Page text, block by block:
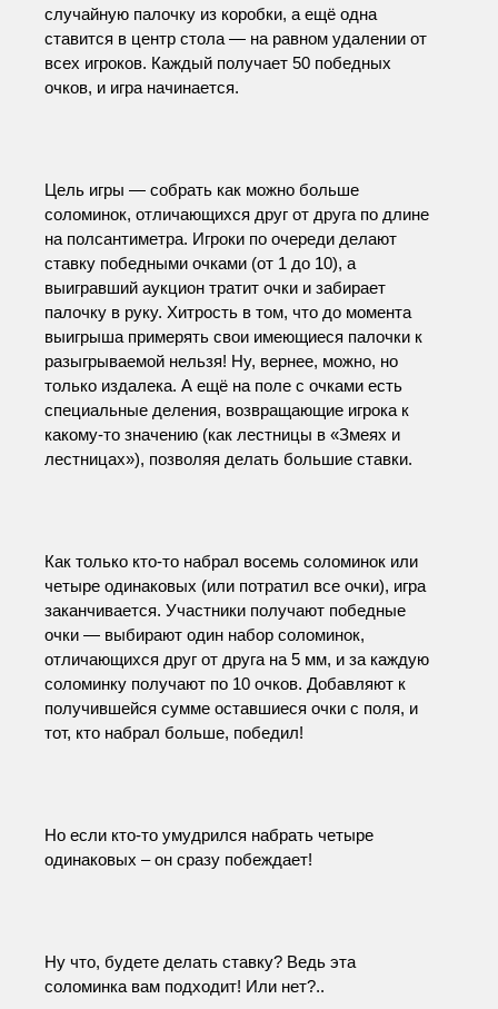
случайную палочку из коробки, а ещё одна
ставится в центр стола — на равном удалении от
всех игроков. Каждый получает 50 победных
очков, и игра начинается.
Цель игры — собрать как можно больше
соломинок, отличающихся друг от друга по длине
на полсантиметра. Игроки по очереди делают
ставку победными очками (от 1 до 10), а
выигравший аукцион тратит очки и забирает
палочку в руку. Хитрость в том, что до момента
выигрыша примерять свои имеющиеся палочки к
разыгрываемой нельзя! Ну, вернее, можно, но
только издалека. А ещё на поле с очками есть
специальные деления, возвращающие игрока к
какому-то значению (как лестницы в «Змеях и
лестницах»), позволяя делать большие ставки.
Как только кто-то набрал восемь соломинок или
четыре одинаковых (или потратил все очки), игра
заканчивается. Участники получают победные
очки — выбирают один набор соломинок,
отличающихся друг от друга на 5 мм, и за каждую
соломинку получают по 10 очков. Добавляют к
получившейся сумме оставшиеся очки с поля, и
тот, кто набрал больше, победил!
Но если кто-то умудрился набрать четыре
одинаковых – он сразу побеждает!
Ну что, будете делать ставку? Ведь эта
соломинка вам подходит! Или нет?..